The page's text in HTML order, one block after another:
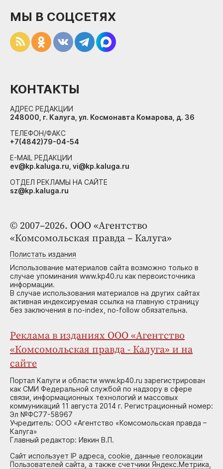
© 2007–2026. ООО «Агентство
«Комсомольская правда – Калуга»
Полистать издания
Использование материалов сайта возможно только в
случае упоминания www.kp40.ru как первоисточника
информации.
В случае использования материалов на других сайтах
активная индексируемая ссылка на главную страницу
без заключения в no-index, no-follow обязательна.
Реклама в изданиях ООО «Агентство
«Комсомольская правда - Калуга» и на
сайте
Портал Калуги и области www.kp40.ru зарегистрирован
как СМИ Федеральной службой по надзору в сфере
связи, информационных технологий и массовых
коммуникаций 11 августа 2014 г. Регистрационный номер:
Эл №ФС77-58967
Учредитель: ООО «Агентство «Комсомольская правда –
Калуга»
Главный редактор: Ивкин В.П.
Сайт использует IP адреса, cookie, данные геолокации
Пользователей сайта, а также счетчики Яндекс.Метрика,
МЫ В СОЦСЕТЯХ
КОНТАКТЫ
АДРЕС РЕДАКЦИИ
248000, г. Калуга, ул. Космонавта Комарова, д. 36
ТЕЛЕФОН/ФАКС
+7(4842)79-04-54
E-MAIL РЕДАКЦИИ
ev@kp.kaluga.ru, vi@kp.kaluga.ru
ОТДЕЛ РЕКЛАМЫ НА САЙТЕ
sz@kp.kaluga.ru